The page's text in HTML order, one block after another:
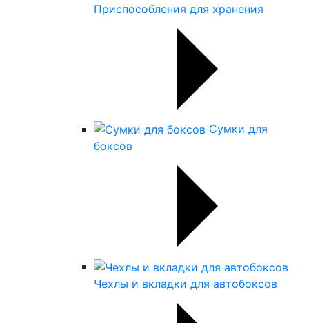
Приспособления для хранения
Сумки для
боксов
Чехлы и вкладки для автобоксов